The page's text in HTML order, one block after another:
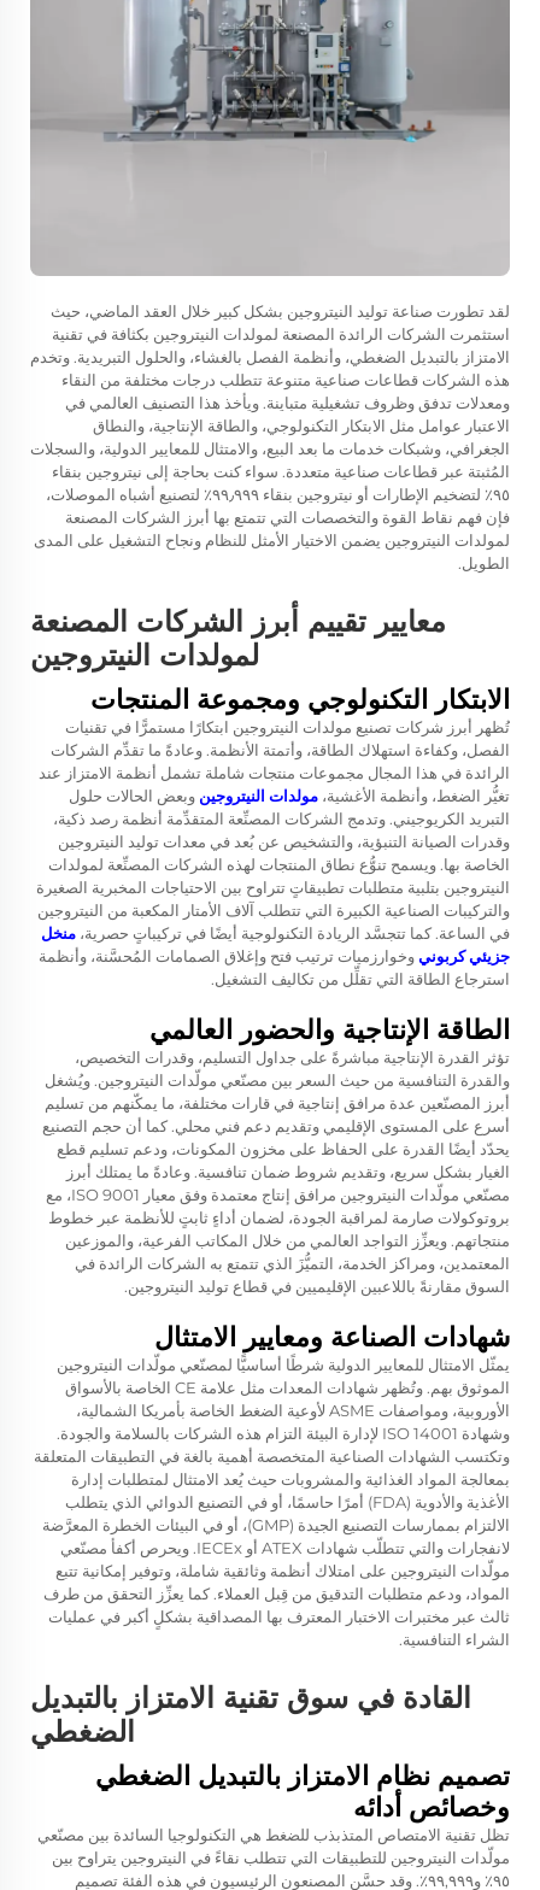
لقد تطورت صناعة توليد النيتروجين بشكل كبير خلال العقد الماضي، حيث
استثمرت الشركات الرائدة المصنعة لمولدات النيتروجين بكثافة في تقنية
الامتزاز بالتبديل الضغطي، وأنظمة الفصل بالغشاء، والحلول التبريدية. وتخدم
هذه الشركات قطاعات صناعية متنوعة تتطلب درجات مختلفة من النقاء
ومعدلات تدفق وظروف تشغيلية متباينة. ويأخذ هذا التصنيف العالمي في
الاعتبار عوامل مثل الابتكار التكنولوجي، والطاقة الإنتاجية، والنطاق
الجغرافي، وشبكات خدمات ما بعد البيع، والامتثال للمعايير الدولية، والسجلات
المُثبتة عبر قطاعات صناعية متعددة. سواء كنت بحاجة إلى نيتروجين بنقاء
٩٥٪ لتضخيم الإطارات أو نيتروجين بنقاء ٩٩٫٩٩٩٪ لتصنيع أشباه الموصلات،
فإن فهم نقاط القوة والتخصصات التي تتمتع بها أبرز الشركات المصنعة
لمولدات النيتروجين يضمن الاختيار الأمثل للنظام ونجاح التشغيل على المدى
الطويل.
معايير تقييم أبرز الشركات المصنعة
لمولدات النيتروجين
الابتكار التكنولوجي ومجموعة المنتجات
تُظهر أبرز شركات تصنيع مولدات النيتروجين ابتكارًا مستمرًّا في تقنيات
الفصل، وكفاءة استهلاك الطاقة، وأتمتة الأنظمة. وعادةً ما تقدِّم الشركات
الرائدة في هذا المجال مجموعات منتجات شاملة تشمل أنظمة الامتزاز عند
تغيُّر الضغط، وأنظمة الأغشية، مولدات النيتروجين وبعض الحالات حلول
التبريد الكريوجيني. وتدمج الشركات المصنِّعة المتقدِّمة أنظمة رصد ذكية،
وقدرات الصيانة التنبؤية، والتشخيص عن بُعد في معدات توليد النيتروجين
الخاصة بها. ويسمح تنوُّع نطاق المنتجات لهذه الشركات المصنِّعة لمولدات
النيتروجين بتلبية متطلبات تطبيقاتٍ تتراوح بين الاحتياجات المخبرية الصغيرة
والتركيبات الصناعية الكبيرة التي تتطلب آلاف الأمتار المكعبة من النيتروجين
في الساعة. كما تتجسَّد الريادة التكنولوجية أيضًا في تركيباتٍ حصرية، منخل
جزيئي كربونيوخوارزميات ترتيب فتح وإغلاق الصمامات المُحسَّنة، وأنظمة
استرجاع الطاقة التي تقلِّل من تكاليف التشغيل.
الطاقة الإنتاجية والحضور العالمي
تؤثر القدرة الإنتاجية مباشرةً على جداول التسليم، وقدرات التخصيص،
والقدرة التنافسية من حيث السعر بين مصنّعي مولّدات النيتروجين. ويُشغل
أبرز المصنّعين عدة مرافق إنتاجية في قارات مختلفة، ما يمكّنهم من تسليم
أسرع على المستوى الإقليمي وتقديم دعم فني محلي. كما أن حجم التصنيع
يحدّد أيضًا القدرة على الحفاظ على مخزون المكونات، ودعم تسليم قطع
الغيار بشكل سريع، وتقديم شروط ضمان تنافسية. وعادةً ما يمتلك أبرز
مصنّعي مولّدات النيتروجين مرافق إنتاج معتمدة وفق معيار ISO 9001، مع
بروتوكولات صارمة لمراقبة الجودة، لضمان أداءٍ ثابتٍ للأنظمة عبر خطوط
منتجاتهم. ويعزِّز التواجد العالمي من خلال المكاتب الفرعية، والموزعين
المعتمدين، ومراكز الخدمة، التميُّزَ الذي تتمتع به الشركات الرائدة في
السوق مقارنةً باللاعبين الإقليميين في قطاع توليد النيتروجين.
شهادات الصناعة ومعايير الامتثال
يمثّل الامتثال للمعايير الدولية شرطًا أساسيًّا لمصنّعي مولّدات النيتروجين
الموثوق بهم. وتُظهر شهادات المعدات مثل علامة CE الخاصة بالأسواق
الأوروبية، ومواصفات ASME لأوعية الضغط الخاصة بأمريكا الشمالية،
وشهادة ISO 14001 لإدارة البيئة التزام هذه الشركات بالسلامة والجودة.
وتكتسب الشهادات الصناعية المتخصصة أهمية بالغة في التطبيقات المتعلقة
بمعالجة المواد الغذائية والمشروبات حيث يُعد الامتثال لمتطلبات إدارة
الأغذية والأدوية (FDA) أمرًا حاسمًا، أو في التصنيع الدوائي الذي يتطلب
الالتزام بممارسات التصنيع الجيدة (GMP)، أو في البيئات الخطرة المعرَّضة
لانفجارات والتي تتطلّب شهادات ATEX أو IECEx. ويحرص أكفأ مصنّعي
مولّدات النيتروجين على امتلاك أنظمة وثائقية شاملة، وتوفير إمكانية تتبع
المواد، ودعم متطلبات التدقيق من قِبل العملاء. كما يعزِّز التحقق من طرف
ثالث عبر مختبرات الاختبار المعترف بها المصداقية بشكلٍ أكبر في عمليات
الشراء التنافسية.
القادة في سوق تقنية الامتزاز بالتبديل
الضغطي
تصميم نظام الامتزاز بالتبديل الضغطي
وخصائص أدائه
تظل تقنية الامتصاص المتذبذب للضغط هي التكنولوجيا السائدة بين مصنّعي
مولّدات النيتروجين للتطبيقات التي تتطلب نقاءً في النيتروجين يتراوح بين
٩٥٪ و٩٩,٩٩٩٪. وقد حسَّن المصنعون الرئيسيون في هذه الفئة تصميم